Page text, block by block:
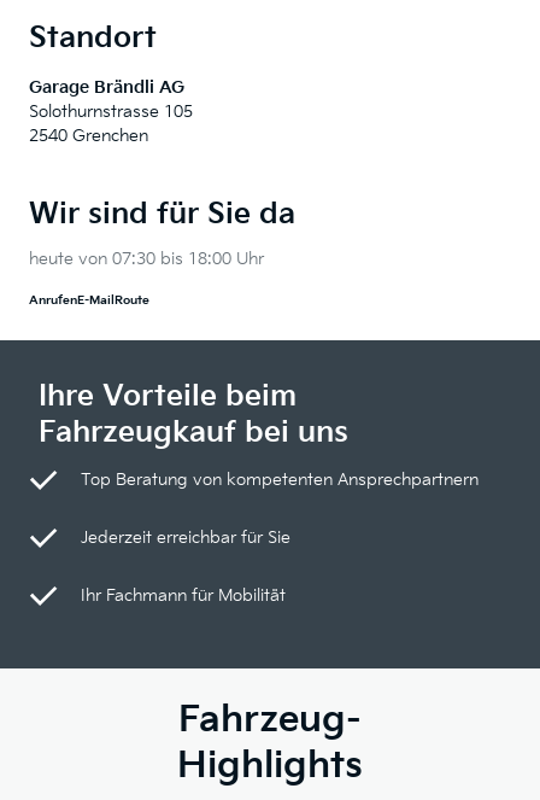
Standort
Garage Brändli AG
Solothurnstrasse 105
2540 Grenchen
Wir sind für Sie da
heute von 07:30 bis 18:00 Uhr
AnrufenE-Mail Route
Ihre Vorteile beim
Fahrzeugkauf bei uns
Top Beratung von kompetenten Ansprechpartnern
Jederzeit erreichbar für Sie
Ihr Fachmann für Mobilität
Fahrzeug-
Highlights